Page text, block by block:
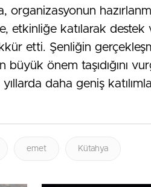
organizasyonun
etkinliğe katılarak destek
etti. Şenliğin
büyük önem taşıdığını
daha geniş
emet Kütahya